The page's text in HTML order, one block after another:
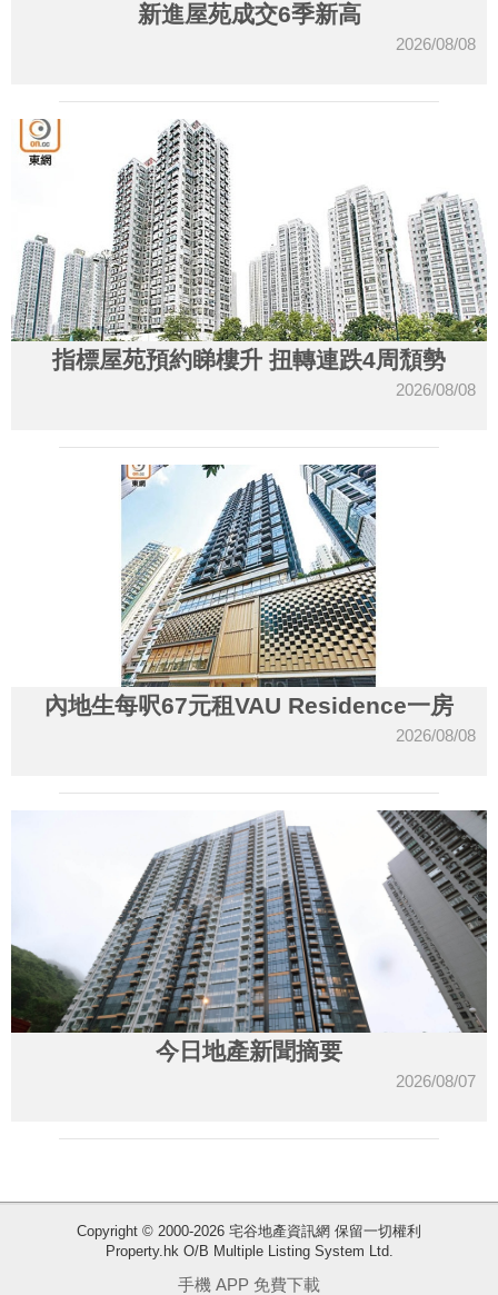
新進屋苑成交6季新高
2026/08/08
指標屋苑預約睇樓升 扭轉連跌4周頹勢
2026/08/08
內地生每呎67元租VAU Residence一房
2026/08/08
今日地產新聞摘要
2026/08/07
Copyright © 2000-2026 宅谷地產資訊網 保留一切權利
Property.hk O/B Multiple Listing System Ltd.
手機 APP 免費下載